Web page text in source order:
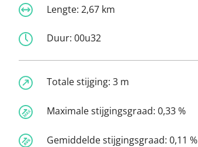
Lengte: 2,67 km
Duur: 00u32
Totale stijging: 3 m
Maximale stijgingsgraad: 0,33 %
Gemiddelde stijgingsgraad: 0,11 %